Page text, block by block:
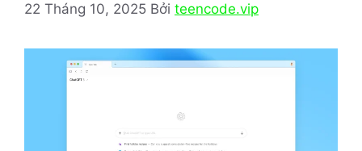
22 Tháng 10, 2025 Bởi teencode.vip